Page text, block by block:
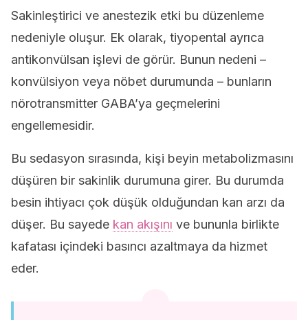
Sakinleştirici ve anestezik etki bu düzenleme
nedeniyle oluşur. Ek olarak, tiyopental ayrıca
antikonvülsan işlevi de görür. Bunun nedeni –
konvülsiyon veya nöbet durumunda – bunların
nörotransmitter GABA’ya geçmelerini
engellemesidir.
Bu sedasyon sırasında, kişi beyin metabolizmasını
düşüren bir sakinlik durumuna girer. Bu durumda
besin ihtiyacı çok düşük olduğundan kan arzı da
düşer. Bu sayede kan akışını ve bununla birlikte
kafatası içindeki basıncı azaltmaya da hizmet
eder.